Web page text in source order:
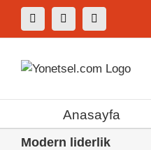
Skip
content
Facebook
X Instagram
Anasayfa
Modern liderlik